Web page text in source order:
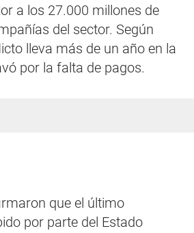
a los 27.000 millones de
del sector. Según
lleva más de un año en la
por la falta de pagos.
que el último
por parte del Estado